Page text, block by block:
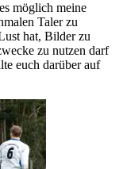
möglich meine
Taler zu
hat, Bilder zu
zu nutzen darf
euch darüber auf